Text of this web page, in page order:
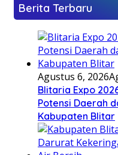
Berita Terbaru
Agustus 6, 2026
Blitaria Expo
Potensi Daerah
Kabupaten Blitar